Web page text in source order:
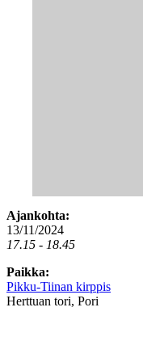
Ajankohta:
13/11/2024
17.15 - 18.45
Paikka:
Pikku-Tiinan kirppis
Herttuan tori, Pori